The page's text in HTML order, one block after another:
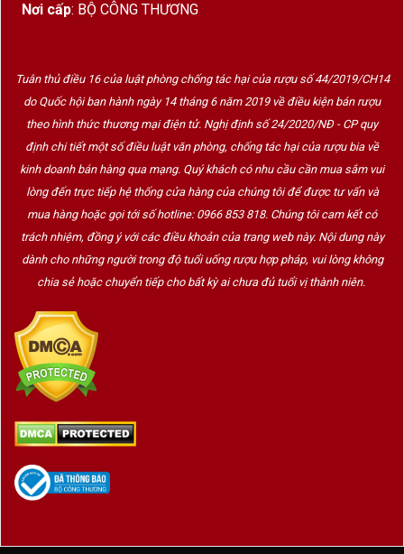
Triết lý “less is more ” – càng thuần khiết, càng đáng nhớ
3. Đặc điểm nổi bật của Glenturner Single Malt
Thành phần:
100%mạch nha lên men
Không pha trộnvới whisky ngũ cốc
Ủ trong thùng gỗ sồi ít nhất 3 năm
– nhiều phiên bản còn
lâu hơn
Hương vị đặc trưng:
Hương đầu: hoa cỏ, cam thảo nhẹ, vani
Vị giữa: mật ong, bánh mì nướng, gỗ sồi ấm
Hậu vị: kéo dài, thoảng chút khói và tiêu trắng
Phong cách thưởng thức:
Mượt mà, dễ chịu – phù hợp người mới và người yêu phong
Là dòng single malt dễ tiếp cận về
Nơi cấp: BỘ CÔNG THƯƠNG
Tuân thủ điều 16 của luật phòng chống tác hại của rượu số 44/2019/CH14
do Quốc hội ban hành ngày 14 tháng 6 năm 2019 về điều kiện bán rượu
theo hình thức thương mại điện tử. Nghị định số 24/2020/NĐ - CP quy
định chi tiết một số điều luật văn phòng, chống tác hại của rượu bia về
kinh doanh bán hàng qua mạng. Quý khách có nhu cầu cần mua sắm vui
lòng đến trực tiếp hệ thống cửa hàng của chúng tôi để được tư vấn và
mua hàng hoặc gọi tới số hotline: 0966 853 818. Chúng tôi cam kết có
trách nhiệm, đồng ý với các điều khoản của trang web này. Nội dung này
dành cho những người trong độ tuổi uống rượu hợp pháp, vui lòng không
chia sẻ hoặc chuyển tiếp cho bất kỳ ai chưa đủ tuổi vị thành niên.